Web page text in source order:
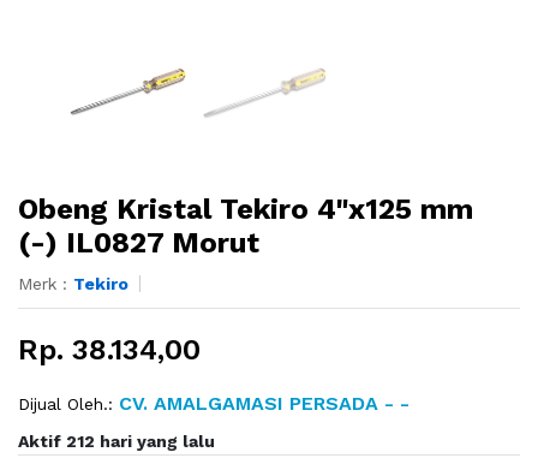
Obeng Kristal Tekiro 4"x125 mm
(-) IL0827 Morut
Merk : Tekiro
Rp. 38.134,00
Dijual Oleh.: CV. AMALGAMASI PERSADA - -
Aktif 212 hari yang lalu